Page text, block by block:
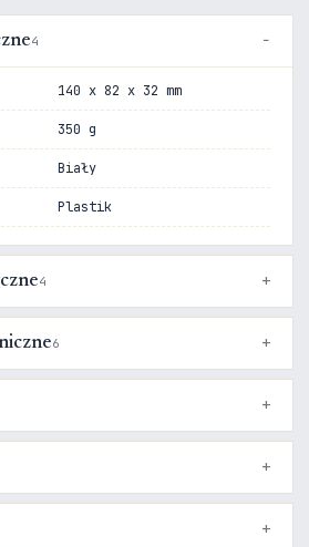
4
140 x 82 x 32 mm
350 g
Biały
Plastik
4
6